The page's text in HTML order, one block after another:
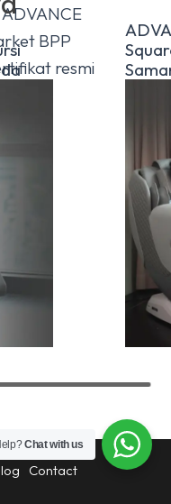
BPP
resmi
Contact
Chat with us